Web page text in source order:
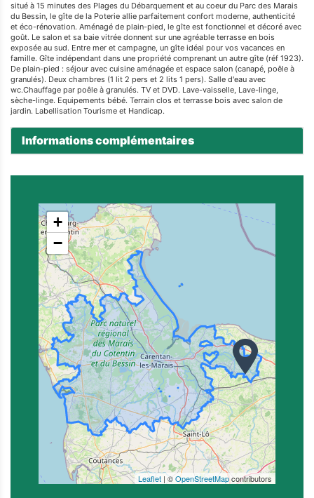
situé à 15 minutes des Plages du Débarquement et au coeur du Parc des Marais
du Bessin, le gîte de la Poterie allie parfaitement confort moderne, authenticité
et éco-rénovation. Aménagé de plain-pied, le gîte est fonctionnel et décoré avec
goût. Le salon et sa baie vitrée donnent sur une agréable terrasse en bois
exposée au sud. Entre mer et campagne, un gîte idéal pour vos vacances en
famille. Gîte indépendant dans une propriété comprenant un autre gîte (réf 1923).
De plain-pied : séjour avec cuisine aménagée et espace salon (canapé, poêle à
granulés). Deux chambres (1 lit 2 pers et 2 lits 1 pers). Salle d'eau avec
wc.Chauffage par poêle à granulés. TV et DVD. Lave-vaisselle, Lave-linge,
sèche-linge. Equipements bébé. Terrain clos et terrasse bois avec salon de
jardin. Labellisation Tourisme et Handicap.
Informations complémentaires
+
−
Leaflet | ©OpenStreetMapcontributors